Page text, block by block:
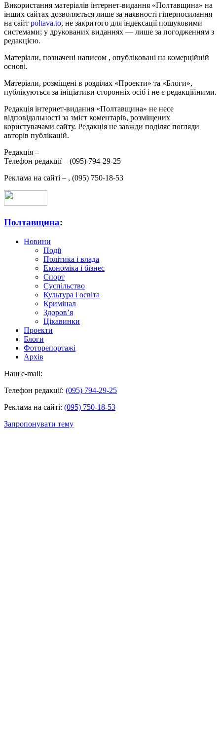
Використання матеріалів інтернет-видання «Полтавщина» на
інших сайтах дозволяється лише за наявності гіперпосилання
на сайт poltava.to, не закритого для індексації пошуковими
системами; у друкованих виданнях — лише за погодженням з
редакцією.
Матеріали, позначені написом , опубліковані на комерційній
основі.
Матеріали, розміщені в розділах «Проекти» та «Блоги»,
публікуються за ініціативи сторонніх осіб і не є редакційними.
Редакція інтернет-видання «Полтавщина» не несе
відповідальності за зміст коментарів, розміщених
користувачами сайту. Редакція не завжди поділяє погляди
авторів публікацій.
Редакція –
Телефон редакції – (095) 794-29-25
Реклама на сайті – , (095) 750-18-53
Полтавщина:
Новини
Події
Політика і влада
Економіка і бізнес
Спорт
Суспільство
Культура і освіта
Кримінал
Здоров’я
Цікавинки
Проекти
Блоги
Фоторепортажі
Архів
Наш e-mail:
Телефон редакції: (095) 794-29-25
Реклама на сайті: (095) 750-18-53
Запропонувати тему